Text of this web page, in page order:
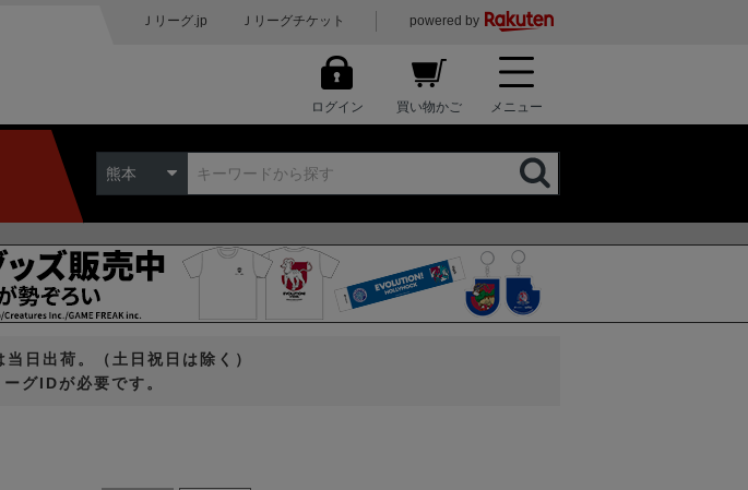
Ｊリーグ.jp Ｊリーグチケット powered by
ログイン 買い物かご メニュー
熊本
日出荷。（土日祝日は除く）
グIDが必要です。